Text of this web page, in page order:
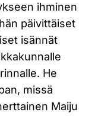
ihminen
päivittäiset
isännät
He
missä
Maiju